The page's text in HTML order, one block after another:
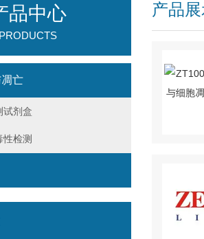
产品
品中心
PRODUCTS
亡
试剂盒
检测